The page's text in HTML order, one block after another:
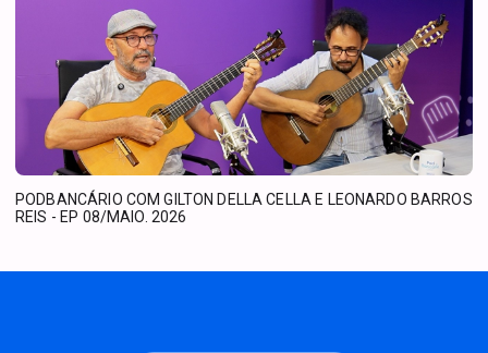
PODBANCÁRIO COM GILTON DELLA CELLA E LEONARDO BARROS
REIS - EP 08/MAIO. 2026